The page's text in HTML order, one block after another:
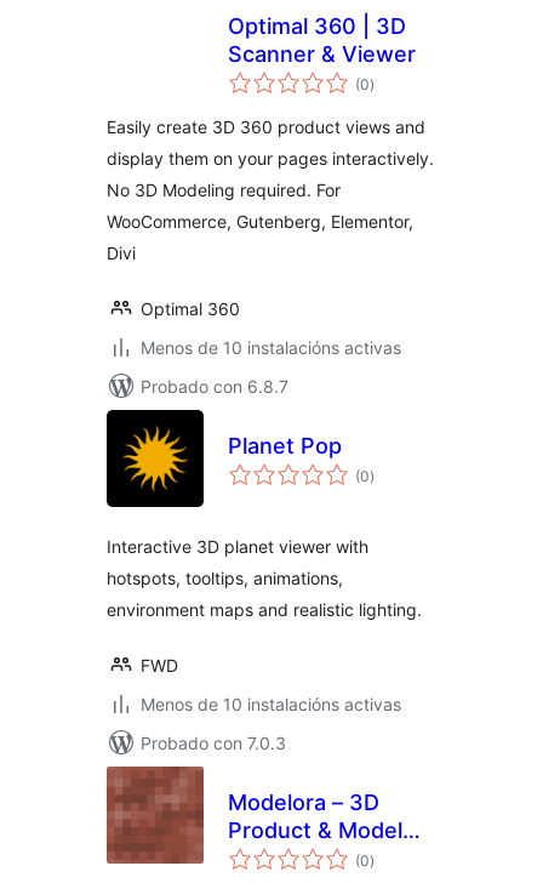
Optimal 360 | 3D
Scanner & Viewer
(0valoracións
totais
)
Easily create 3D 360 product views and
display them on your pages interactively.
No 3D Modeling required. For
WooCommerce, Gutenberg, Elementor,
Divi
Optimal 360
Menos de 10 instalacións activas
Probado con 6.8.7
Planet Pop
(0valoracións
totais
)
Interactive 3D planet viewer with
hotspots, tooltips, animations,
environment maps and realistic lighting.
FWD
Menos de 10 instalacións activas
Probado con 7.0.3
Modelora – 3D
Product & Model
Viewer
(0valoracións
totais
)